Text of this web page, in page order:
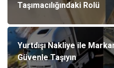
Taşımacılığındaki Rolü
Yurtdışı Nakliye ile
Güvenle Taşıyın